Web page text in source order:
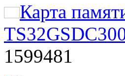
Карта
1599481